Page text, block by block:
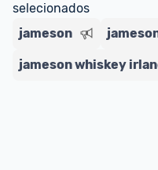
selecionados
jameson
jameson whiskey